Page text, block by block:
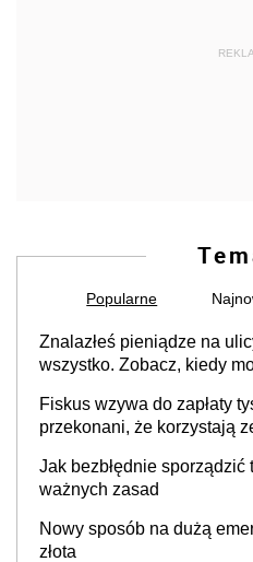
Popularne
Znalazłeś pieniądze na
wszystko. Zobacz, kiedy
Fiskus wzywa do zapłaty
przekonani, że korzystają
Jak bezbłędnie sporządzić
ważnych zasad
Nowy sposób na dużą
złota